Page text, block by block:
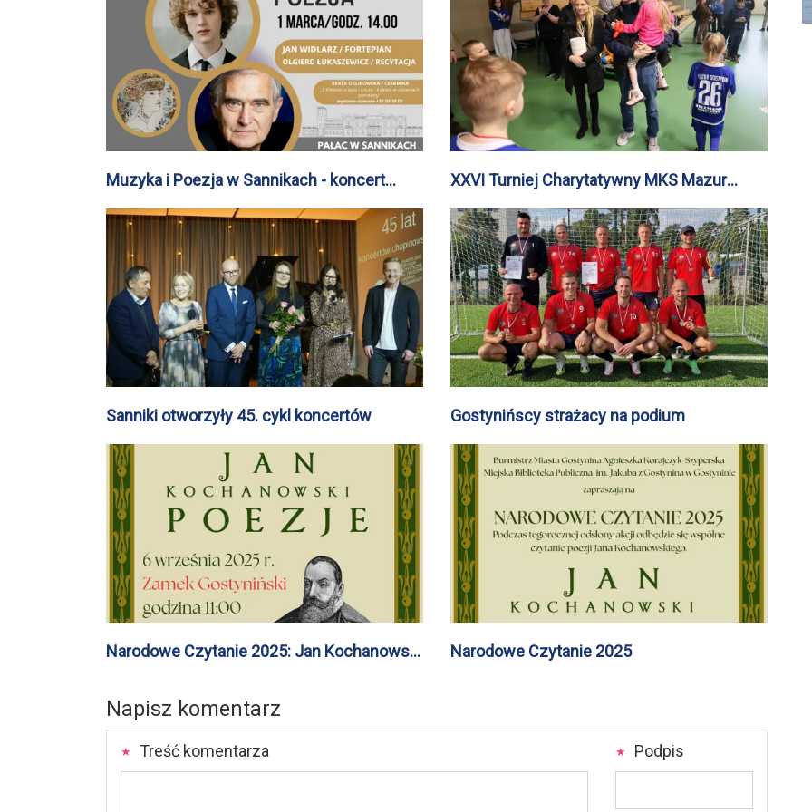
Muzyka i Poezja w Sannikach - koncert
marcowy
XXVI Turniej Charytatywny MKS Mazur
Gostynin „Gramy dla Julii"
Sanniki otworzyły 45. cykl koncertów Gostynińscy strażacy na podium
Narodowe Czytanie 2025: Jan Kochanowski
Narodowe Czytanie 2025
Napisz komentarz
Treść komentarza Podpis